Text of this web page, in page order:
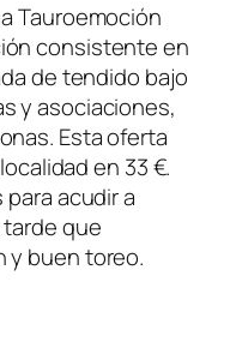
Tauroemoción
consistente en
de tendido bajo
y asociaciones,
Esta oferta
en 33 €.
acudir a
que
y buen toreo.